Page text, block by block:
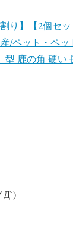
り】【2個セ
/ペット・ペ
型 鹿の角 硬い
Д`)